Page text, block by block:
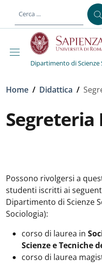
al contenuto
Dipartimento di Scienze
Briciole di pane
Home / Didattica /
Segreteria
Possono rivolgersi a
studenti iscritti ai
Dipartimento di Scienze
Sociologia):
corso di laurea in
Scienze e Tecniche
corso di laurea